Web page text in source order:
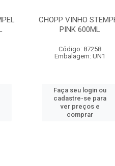
CHOPP VINHO
PINK 600ML
Código: 87258
Embalagem: UN1
Faça seu login ou
cadastre-se para
ver preços e
comprar